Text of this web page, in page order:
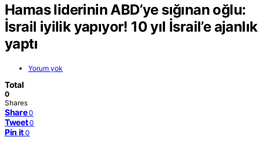
Hamas liderinin ABD’ye sığınan oğlu:
İsrail iyilik yapıyor! 10 yıl İsrail’e ajanlık
yaptı
Yorum yok
Total
0
Shares
Share 0
Tweet 0
Pin it 0